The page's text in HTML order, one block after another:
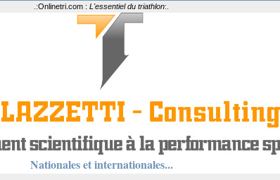
.:Onlinetri.com : L'essentiel du triathlon:.
Nationales et internationales...